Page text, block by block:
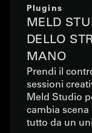
Plugins
MELD
DELLO
MANO
Prendi il
sessioni
Meld Studio
cambia
tutto da un